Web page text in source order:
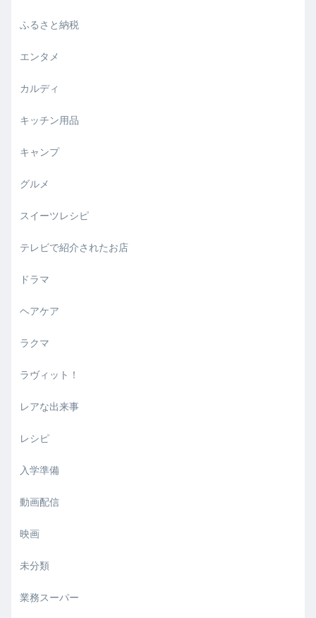
ふるさと納税
エンタメ
カルディ
キッチン用品
キャンプ
グルメ
スイーツレシピ
テレビで紹介されたお店
ドラマ
ヘアケア
ラクマ
ラヴィット！
レアな出来事
レシピ
入学準備
動画配信
映画
未分類
業務スーパー